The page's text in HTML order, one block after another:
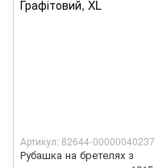
Артикул: 82644-00000040237
Рубашка на бретелях з